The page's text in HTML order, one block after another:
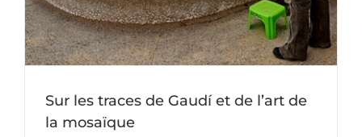
Sur les traces de Gaudí et de l’art de
la mosaïque